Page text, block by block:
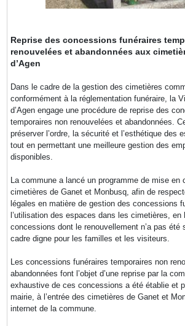
Reprise des concessions funéraires
renouvelées et abandonnées aux
d’Agen
Dans le cadre de la gestion des cimetières
conformément à la réglementation funéraire, la
d’Agen engage une procédure de reprise des
temporaires non renouvelées et abandonnées.
préserver l’ordre, la sécurité et l’esthétique des
tout en permettant une meilleure gestion des
disponibles.
La commune a lancé un programme de mise en
cimetières de Ganet et Monbusq, afin de
légales en matière de gestion des concessions
l’utilisation des espaces dans les cimetières, en
concessions dont le renouvellement n’a pas été
cadre digne pour les familles et les visiteurs.
Les concessions funéraires temporaires non
abandonnées font l’objet d’une reprise par la
exhaustive de ces concessions a été établie et
mairie, à l’entrée des cimetières de Ganet et
internet de la commune.